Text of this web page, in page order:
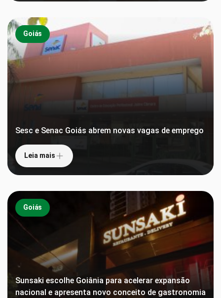
Goiás
Sesc e Senac Goiás abrem novas vagas de emprego
Leia mais
Goiás
Sunsaki escolhe Goiânia para acelerar expansão
nacional e apresenta novo conceito de gastronomia